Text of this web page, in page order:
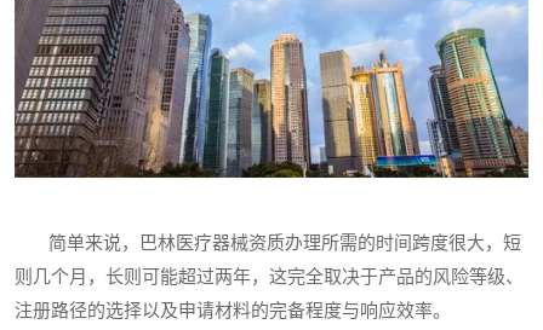
简单来说，巴林医疗器械资质办理所需的时间跨度很大，短
则几个月，长则可能超过两年，这完全取决于产品的风险等级、
注册路径的选择以及申请材料的完备程度与响应效率。